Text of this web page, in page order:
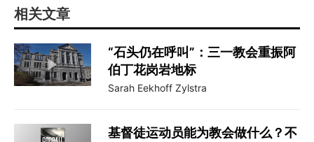
相关文章
“石头仍在呼叫”：三一教会重振阿
伯丁花岗岩地标
Sarah Eekhoff Zylstra
基督徒运动员能为教会做什么？不